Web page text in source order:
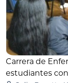
Carrera de
estudiantes